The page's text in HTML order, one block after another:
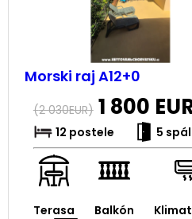
Morski raj A12+0
(2 030EUR) 1 800
12 postele
5
Terasa Balkón